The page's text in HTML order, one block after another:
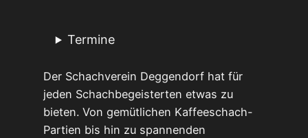
Termine
Der Schachverein Deggendorf hat für
jeden Schachbegeisterten etwas zu
bieten. Von gemütlichen Kaffeeschach-
Partien bis hin zu spannenden